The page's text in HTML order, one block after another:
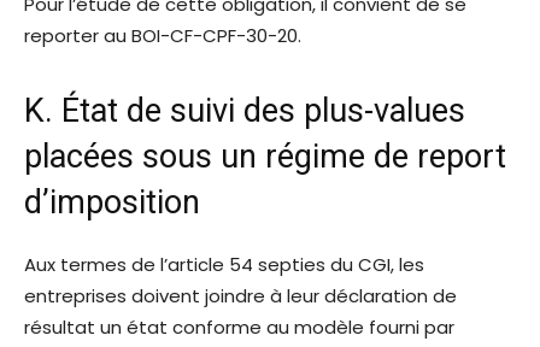
reporter au BOI-CF-CPF-30-20.
K. État de suivi des plus-values
placées sous un régime de report
d’imposition
Aux termes de l’article 54 septies du CGI, les
entreprises doivent joindre à leur déclaration de
résultat un état conforme au modèle fourni par